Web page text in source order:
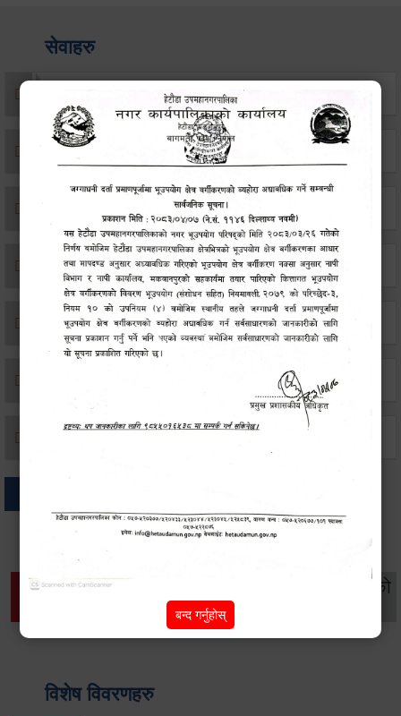
सेवाहरु
संस्था दर्ता सिफारिस
एकिकृत सम्पत्ति कर/घर जग्गा कर
सम्बन्ध विच्छेद दर्ता
बसाइ-सराई जाने/आउने दर्ता
थप विवरणहरु
सामाजिक सुरक्षा तथा
विकास
सूचनाको
विशेष विवरणहरु
बन्द गर्नुहोस्